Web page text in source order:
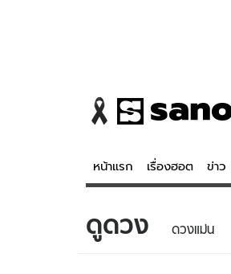
หน้าแรก เรื่องฮอต ข่าว
ข่าว
ดูดวง ดวงแม่น